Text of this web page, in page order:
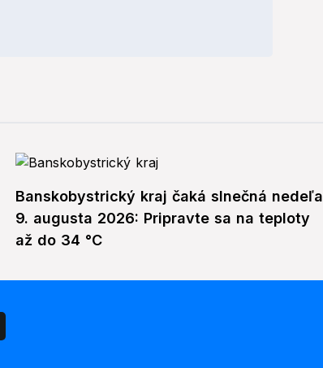
Banskobystrický kraj čaká slnečná nedeľa
9. augusta 2026: Pripravte sa na teploty
až do 34 °C